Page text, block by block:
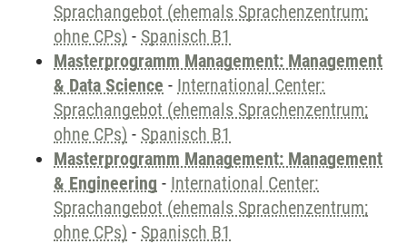
Sprachangebot (ehemals Sprachenzentrum;
ohne CPs) - Spanisch B1
Masterprogramm Management: Management
& Data Science - International Center:
Sprachangebot (ehemals Sprachenzentrum;
ohne CPs) - Spanisch B1
Masterprogramm Management: Management
& Engineering - International Center:
Sprachangebot (ehemals Sprachenzentrum;
ohne CPs) - Spanisch B1